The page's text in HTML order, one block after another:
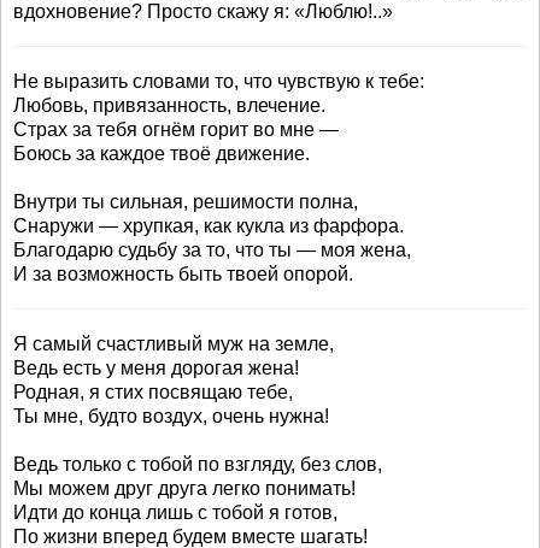
вдохновение? Просто скажу я: «Люблю!..»
Не выразить словами то, что чувствую к тебе:
Любовь, привязанность, влечение.
Страх за тебя огнём горит во мне —
Боюсь за каждое твоё движение.
Внутри ты сильная, решимости полна,
Снаружи — хрупкая, как кукла из фарфора.
Благодарю судьбу за то, что ты — моя жена,
И за возможность быть твоей опорой.
Я самый счастливый муж на земле,
Ведь есть у меня дорогая жена!
Родная, я стих посвящаю тебе,
Ты мне, будто воздух, очень нужна!
Ведь только с тобой по взгляду, без слов,
Мы можем друг друга легко понимать!
Идти до конца лишь с тобой я готов,
По жизни вперед будем вместе шагать!